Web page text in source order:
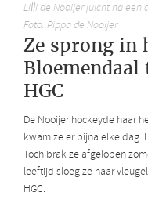
Lilli de Nooijer juicht na een
Foto: Pippa de Nooijer
Ze sprong in
HGC
De Nooijer hockeyde haar
kwam ze er bijna elke dag.
Toch brak ze afgelopen
leeftijd sloeg ze haar
HGC.